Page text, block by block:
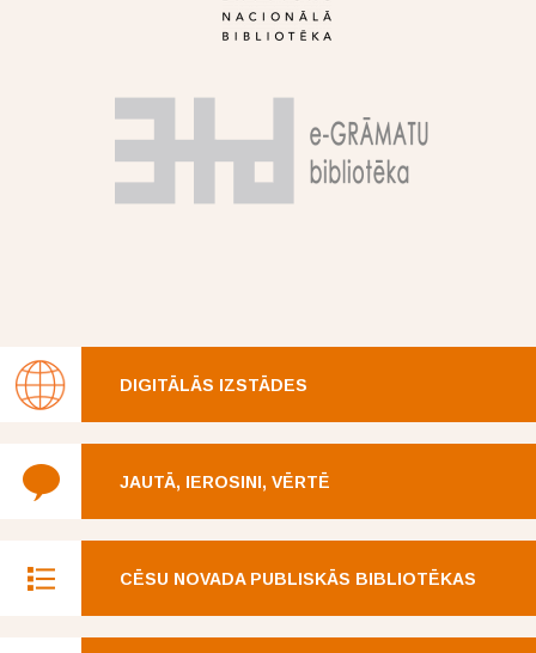
DIGITĀLĀS IZSTĀDES
JAUTĀ, IEROSINI, VĒRTĒ
CĒSU NOVADA PUBLISKĀS BIBLIOTĒKAS